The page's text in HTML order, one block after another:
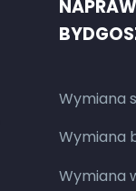
Wymiana
Wymiana
Wymiana